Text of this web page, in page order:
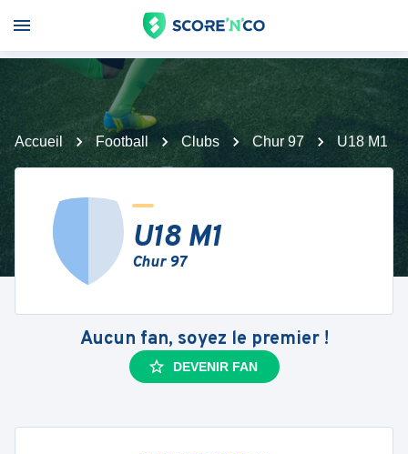
Accueil Football Clubs Chur 97 U18 M1
U18 M1
Chur 97
Aucun fan, soyez le premier !
DEVENIR FAN